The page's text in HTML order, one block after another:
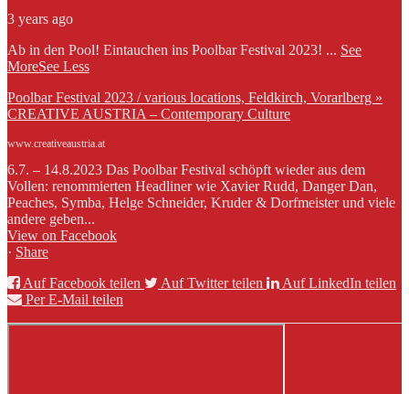
3 years ago
Ab in den Pool! Eintauchen ins Poolbar Festival 2023! ... See
MoreSee Less
Poolbar Festival 2023 / various locations, Feldkirch, Vorarlberg »
CREATIVE AUSTRIA – Contemporary Culture
www.creativeaustria.at
6.7. – 14.8.2023 Das Poolbar Festival schöpft wieder aus dem
Vollen: renommierten Headliner wie Xavier Rudd, Danger Dan,
Peaches, Symba, Helge Schneider, Kruder & Dorfmeister und viele
andere geben...
View on Facebook
· Share
Auf Facebook teilen
Auf Twitter teilen
Auf LinkedIn teilen
Per E-Mail teilen